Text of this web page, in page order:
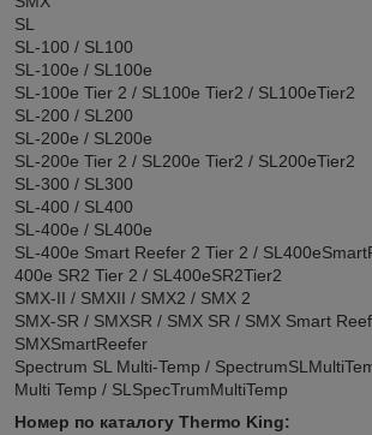
SL
SL-100 / SL100
SL-100e / SL100e
SL-100e Tier 2 / SL100e Tier2 / SL100eTier2
SL-200 / SL200
SL-200e / SL200e
SL-200e Tier 2 / SL200e Tier2 / SL200eTier2
SL-300 / SL300
SL-400 / SL400
SL-400e / SL400e
SL-400e Smart Reefer 2 Tier 2 /
400e SR2 Tier 2 / SL400eSR2Tier2
SMX-II / SMXII / SMX2 / SMX 2
SMX-SR / SMXSR / SMX SR / SMX Smart
SMXSmartReefer
Spectrum SL Multi-Temp /
Multi Temp / SLSpecTrumMultiTemp
Номер по каталогу Thermo King: